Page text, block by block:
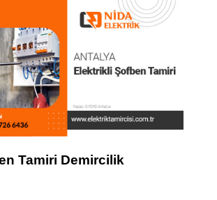
Tamiri Demircilik